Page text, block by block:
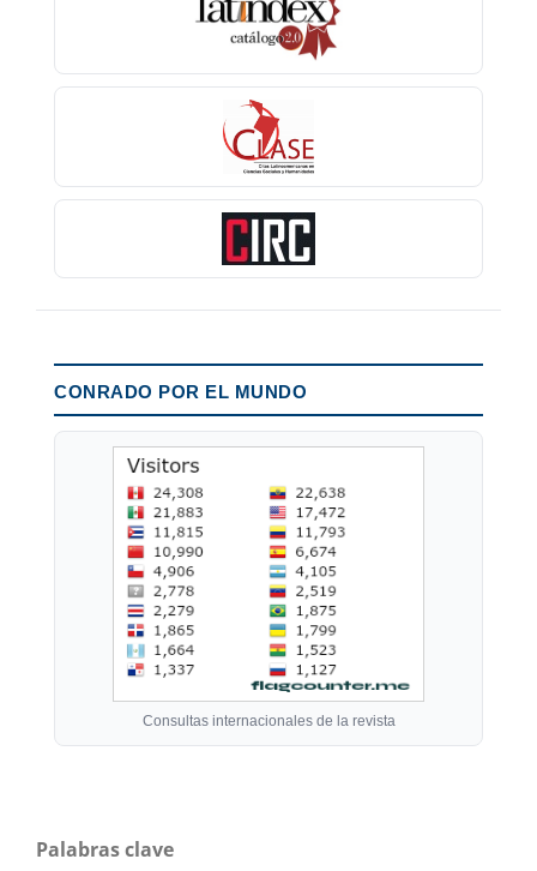
CONRADO POR EL MUNDO
Consultas internacionales de la revista
Palabras clave